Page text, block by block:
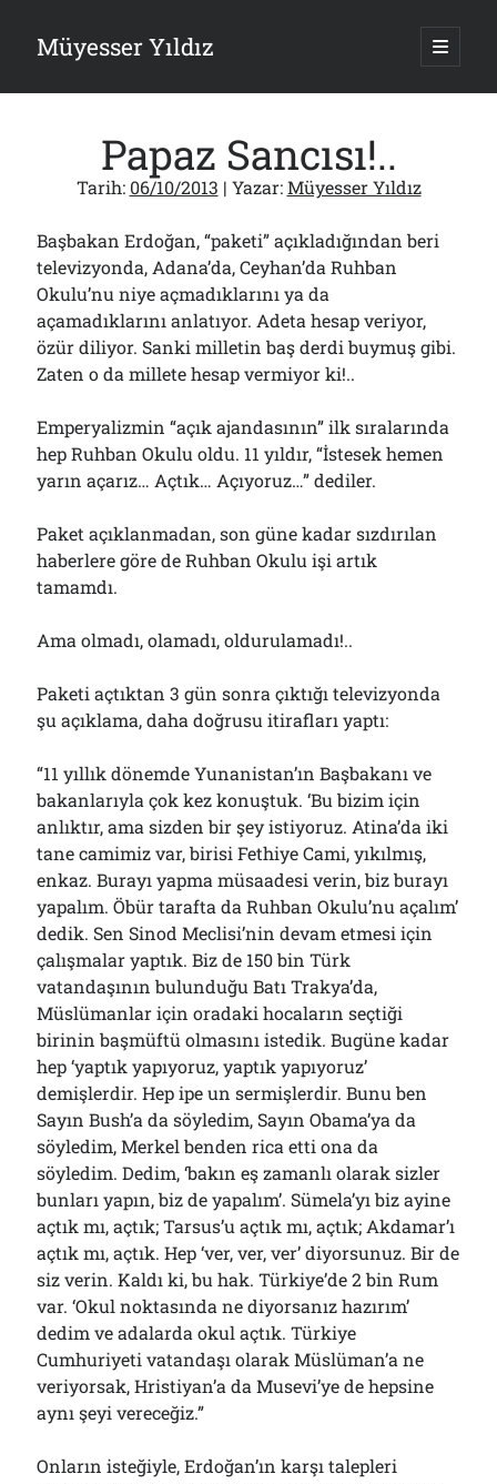
Müyesser Yıldız ana
Yan
Menü
Son Yazılar
Gazi’den Milletvekillerine Kurşun Gibi Sözler!..
07/08/2026
Türkiye 2.0’a Gidiş!..
05/08/2026
15 Temmuz Soruları… Nasuh Mahruki’nin “Suçu”!..
Er Gaziler 20 Gün Sonra Gelen MSB Heyetine Böyle İsyan Etti:“Bizi
Teröristlere G……yle Güldürdünüz”
01/08/2026
Papazın “Komutanı” Ayasofya ve Patrikhane İçin ABD’yi Göreve
31/07/2026
Arşivler
Papaz Sancısı!..
Tarih: 06/10/2013 | Yazar:Müyesser Yıldız
Başbakan Erdoğan, “paketi” açıkladığından beri
televizyonda, Adana’da, Ceyhan’da Ruhban
Okulu’nu niye açmadıklarını ya da
açamadıklarını anlatıyor. Adeta hesap veriyor,
özür diliyor. Sanki milletin baş derdi buymuş gibi.
Zaten o da millete hesap vermiyor ki!..
Emperyalizmin “açık ajandasının” ilk sıralarında
hep Ruhban Okulu oldu. 11 yıldır, “İstesek hemen
yarın açarız… Açtık… Açıyoruz…” dediler.
Paket açıklanmadan, son güne kadar sızdırılan
haberlere göre de Ruhban Okulu işi artık
tamamdı.
Ama olmadı, olamadı, oldurulamadı!..
Paketi açtıktan 3 gün sonra çıktığı televizyonda
şu açıklama, daha doğrusu itirafları yaptı:
“11 yıllık dönemde Yunanistan’ın Başbakanı ve
bakanlarıyla çok kez konuştuk. ‘Bu bizim için
anlıktır, ama sizden bir şey istiyoruz. Atina’da iki
tane camimiz var, birisi Fethiye Cami, yıkılmış,
enkaz. Burayı yapma müsaadesi verin, biz burayı
yapalım. Öbür tarafta da Ruhban Okulu’nu açalım’
dedik. Sen Sinod Meclisi’nin devam etmesi için
çalışmalar yaptık. Biz de 150 bin Türk
vatandaşının bulunduğu Batı Trakya’da,
Müslümanlar için oradaki hocaların seçtiği
birinin başmüftü olmasını istedik. Bugüne kadar
hep ‘yaptık yapıyoruz, yaptık yapıyoruz’
demişlerdir. Hep ipe un sermişlerdir. Bunu ben
Sayın Bush’a da söyledim, Sayın Obama’ya da
söyledim, Merkel benden rica etti ona da
söyledim. Dedim, ‘bakın eş zamanlı olarak sizler
bunları yapın, biz de yapalım’. Sümela’yı biz ayine
açtık mı, açtık; Tarsus’u açtık mı, açtık; Akdamar’ı
açtık mı, açtık. Hep ‘ver, ver, ver’ diyorsunuz. Bir de
siz verin. Kaldı ki, bu hak. Türkiye’de 2 bin Rum
var. ‘Okul noktasında ne diyorsanız hazırım’
dedim ve adalarda okul açtık. Türkiye
Cumhuriyeti vatandaşı olarak Müslüman’a ne
veriyorsak, Hristiyan’a da Musevi’ye de hepsine
aynı şeyi vereceğiz.”
Onların isteğiyle, Erdoğan’ın karşı talepleri